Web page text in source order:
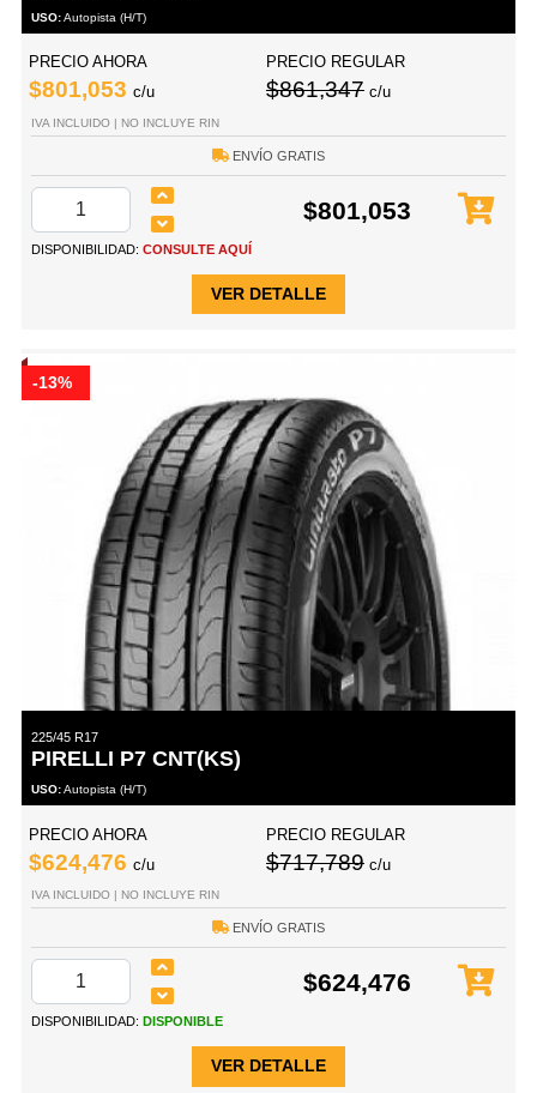
USO:Autopista (H/T)
PRECIO AHORA
$801,053 c/u
PRECIO REGULAR
$861,347 c/u
IVA INCLUIDO | NO INCLUYE RIN
ENVÍO GRATIS
$801,053
DISPONIBILIDAD: CONSULTE AQUÍ
VER DETALLE
-13%
225/45 R17
PIRELLI P7 CNT(KS)
USO:Autopista (H/T)
PRECIO AHORA
$624,476 c/u
PRECIO REGULAR
$717,789 c/u
IVA INCLUIDO | NO INCLUYE RIN
ENVÍO GRATIS
$624,476
DISPONIBILIDAD: DISPONIBLE
VER DETALLE